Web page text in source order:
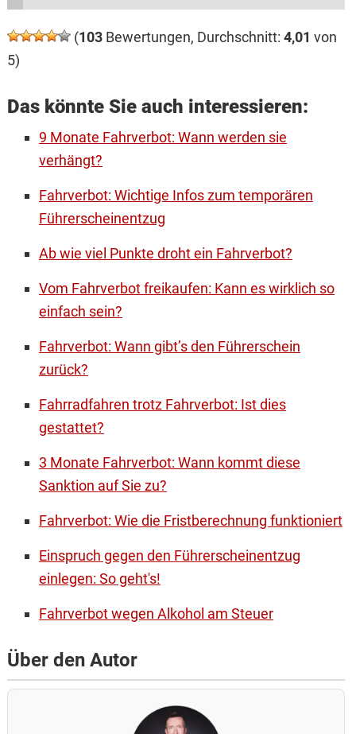
(103Bewertungen, Durchschnitt: 4,01 von
5)
Das könnte Sie auch interessieren:
9 Monate Fahrverbot: Wann werden sie
verhängt?
Fahrverbot: Wichtige Infos zum temporären
Führerscheinentzug
Ab wie viel Punkte droht ein Fahrverbot?
Vom Fahrverbot freikaufen: Kann es wirklich so
einfach sein?
Fahrverbot: Wann gibt’s den Führerschein
zurück?
Fahrradfahren trotz Fahrverbot: Ist dies
gestattet?
3 Monate Fahrverbot: Wann kommt diese
Sanktion auf Sie zu?
Fahrverbot: Wie die Fristberechnung funktioniert
Einspruch gegen den Führerscheinentzug
einlegen: So geht's!
Fahrverbot wegen Alkohol am Steuer
Über den Autor